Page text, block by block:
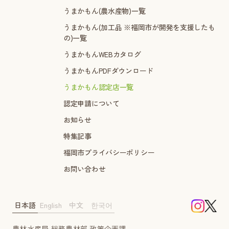
うまかもん(農水産物)一覧
うまかもん(加工品 ※福岡市が開発を支援したも
の)一覧
うまかもんWEBカタログ
うまかもんPDFダウンロード
うまかもん認定店一覧
認定申請について
お知らせ
特集記事
福岡市プライバシーポリシー
お問い合わせ
日本語 English 中文 한국어